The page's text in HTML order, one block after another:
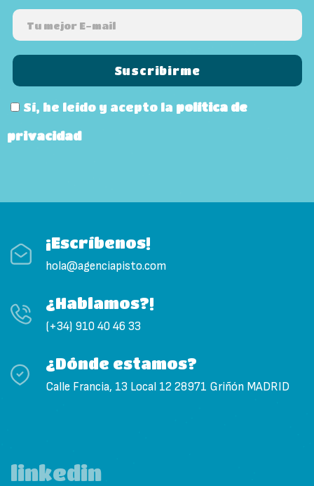
Sí, he leído y acepto la política de
privacidad
¡Escríbenos!
hola@agenciapisto.com
¿Hablamos?!
(+34) 910 40 46 33
¿Dónde estamos?
Calle Francia, 13 Local 12 28971 Griñón MADRID
linkedin